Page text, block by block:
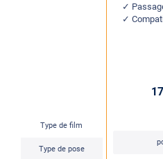
Type de film
Type de pose
17